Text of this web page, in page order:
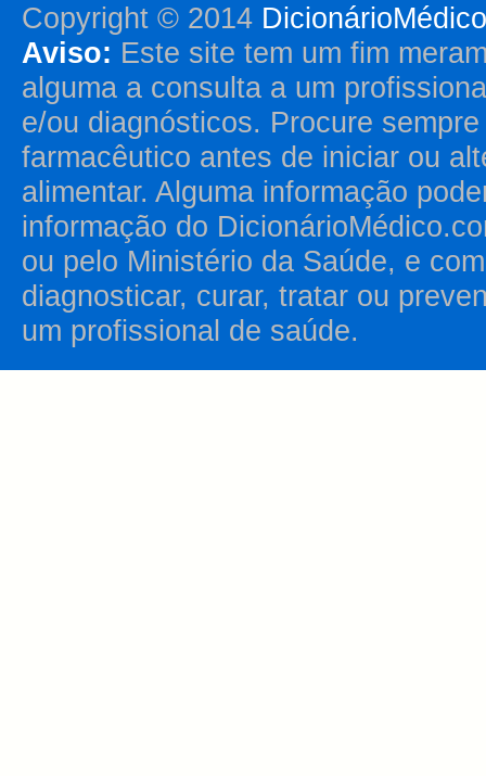
Copyright © 2014
Aviso: Este site tem um fim
alguma a consulta a um
e/ou diagnósticos. Procure
farmacêutico antes de iniciar ou
alimentar. Alguma informação
informação do
ou pelo Ministério da Saúde, e
diagnosticar, curar, tratar ou
um profissional de saúde.